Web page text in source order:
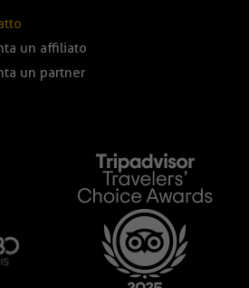
un affiliato
un partner